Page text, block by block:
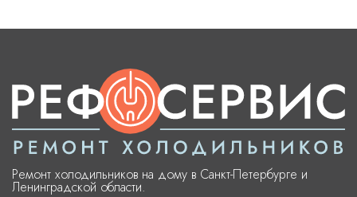
Ремонт холодильников на дому в Санкт-Петербурге и
Ленинградской области.